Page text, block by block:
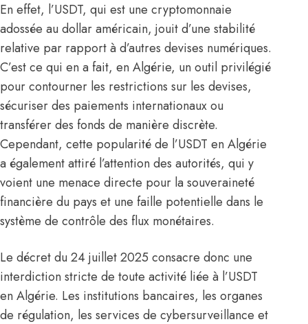
En effet, l’USDT, qui est une cryptomonnaie
adossée au dollar américain, jouit d’une stabilité
relative par rapport à d’autres devises numériques.
C’est ce qui en a fait, en Algérie, un outil privilégié
pour contourner les restrictions sur les devises,
sécuriser des paiements internationaux ou
transférer des fonds de manière discrète.
Cependant, cette popularité de l’USDT en Algérie
a également attiré l’attention des autorités, qui y
voient une menace directe pour la souveraineté
financière du pays et une faille potentielle dans le
système de contrôle des flux monétaires.
Le décret du 24 juillet 2025 consacre donc une
interdiction stricte de toute activité liée à l’USDT
en Algérie. Les institutions bancaires, les organes
de régulation, les services de cybersurveillance et